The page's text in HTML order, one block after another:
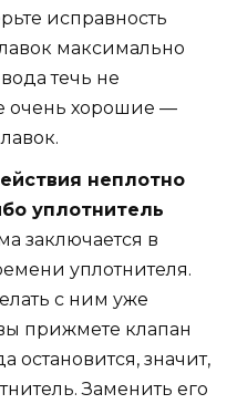
исправность
максимально
течь не
очень хорошие —
неплотно
уплотнитель
заключается в
уплотнителя.
с ним уже
прижмете клапан
остановится, значит,
Заменить его